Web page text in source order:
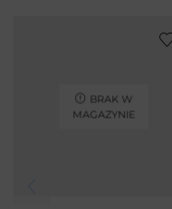
BRAK W
MAGAZYNIE